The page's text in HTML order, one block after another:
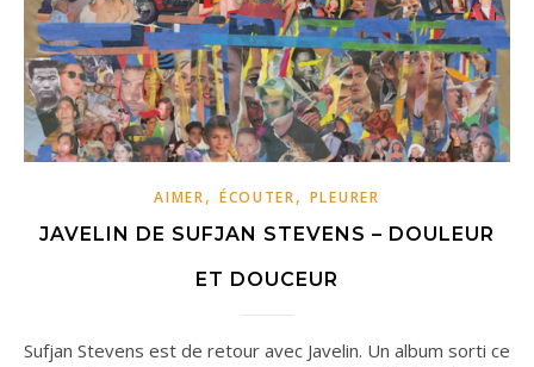
AIMER, ÉCOUTER, PLEURER
JAVELIN DE SUFJAN STEVENS – DOULEUR
ET DOUCEUR
Sufjan Stevens est de retour avec Javelin. Un album sorti ce